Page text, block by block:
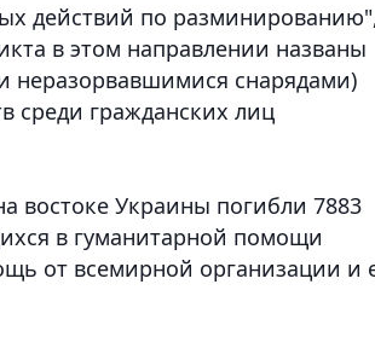
действий по
в этом направлении названы
неразорвавшимися снарядами)
среди гражданских лиц
востоке Украины погибли 7883
в гуманитарной помощи
от всемирной организации и